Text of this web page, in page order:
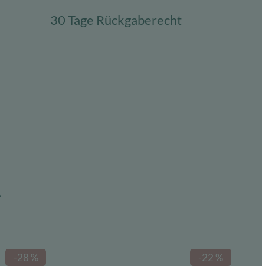
30 Tage Rückgaberecht
-28 % -22 %